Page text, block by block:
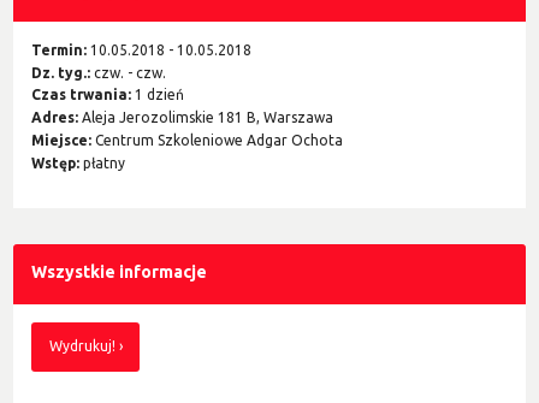
Termin: 10.05.2018 - 10.05.2018
Dz. tyg.: czw. - czw.
Czas trwania: 1 dzień
Adres: Aleja Jerozolimskie 181 B, Warszawa
Miejsce: Centrum Szkoleniowe Adgar Ochota
Wstęp: płatny
Wszystkie informacje
Wydrukuj!